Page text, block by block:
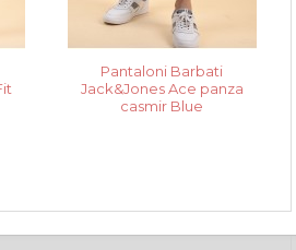
Pantaloni Barbati
Jack&Jones Ace panza
casmir Blue